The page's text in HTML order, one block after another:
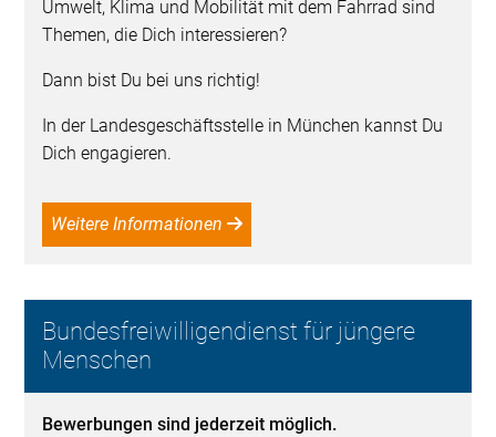
Umwelt, Klima und Mobilität mit dem Fahrrad sind
Themen, die Dich interessieren?
Dann bist Du bei uns richtig!
In der Landesgeschäftsstelle in München kannst Du
Dich engagieren.
Weitere Informationen
Bundesfreiwilligendienst für jüngere
Menschen
Bewerbungen sind jederzeit möglich.